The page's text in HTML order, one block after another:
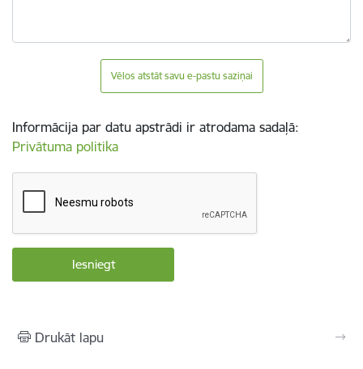
Vēlos atstāt savu e-pastu saziņai
Informācija par datu apstrādi ir atrodama sadaļā:
Privātuma politika
Drukāt lapu